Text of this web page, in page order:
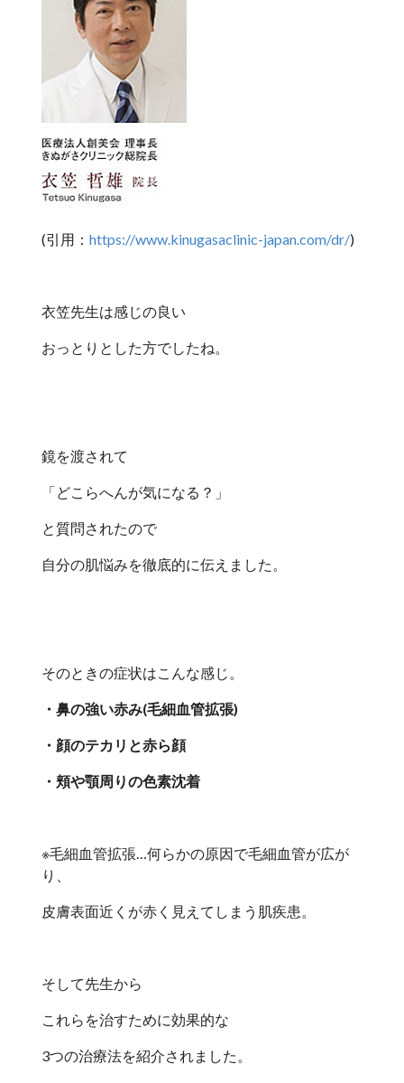
(引用： https://www.kinugasaclinic-japan.com/dr/)
衣笠先生は感じの良い
おっとりとした方でしたね。
鏡を渡されて
「どこらへんが気になる？」
と質問されたので
自分の肌悩みを徹底的に伝えました。
そのときの症状はこんな感じ。
・鼻の強い赤み(毛細血管拡張)
・顔のテカリと赤ら顔
・頬や顎周りの色素沈着
※毛細血管拡張…何らかの原因で毛細血管が広が
り、
皮膚表面近くが赤く見えてしまう肌疾患。
そして先生から
これらを治すために効果的な
3つの治療法を紹介されました。